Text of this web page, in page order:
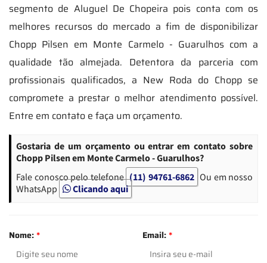
segmento de Aluguel De Chopeira pois conta com os
melhores recursos do mercado a fim de disponibilizar
Chopp Pilsen em Monte Carmelo - Guarulhos com a
qualidade tão almejada. Detentora da parceria com
profissionais qualificados, a New Roda do Chopp se
compromete a prestar o melhor atendimento possível.
Entre em contato e faça um orçamento.
Gostaria de um orçamento ou entrar em contato sobre
Chopp Pilsen em Monte Carmelo - Guarulhos?
Fale conosco pelo telefone (11) 94761-6862 Ou em nosso
WhatsApp
Clicando aqui
Nome:* Email:*